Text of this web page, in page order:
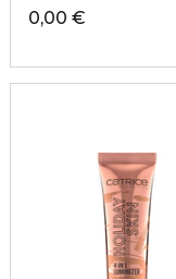
0,00 €